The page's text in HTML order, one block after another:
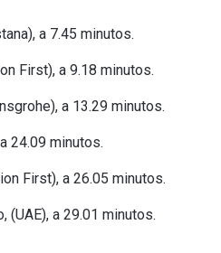
a 7.45 minutos.
First), a 9.18 minutos.
a 13.29 minutos.
24.09 minutos.
First), a 26.05 minutos.
(UAE), a 29.01 minutos.